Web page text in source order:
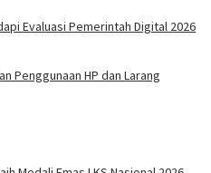
Evaluasi Pemerintah Digital 2026
Penggunaan HP dan Larang